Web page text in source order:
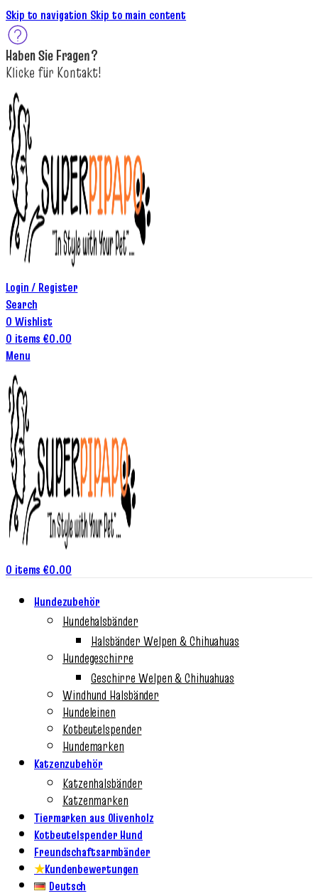
Skip to navigation Skip to main content
Haben SieFragen?
Klicke für Kontakt!
Login / Register
Search
0 Wishlist
0 items €0.00
Menu
0 items €0.00
Hundezubehör
Hundehalsbänder
Halsbänder Welpen & Chihuahuas
Hundegeschirre
Geschirre Welpen & Chihuahuas
Windhund Halsbänder
Hundeleinen
Kotbeutelspender
Hundemarken
Katzenzubehör
Katzenhalsbänder
Katzenmarken
Tiermarken aus Olivenholz
Kotbeutelspender Hund
Freundschaftsarmbänder
★Kundenbewertungen
Deutsch